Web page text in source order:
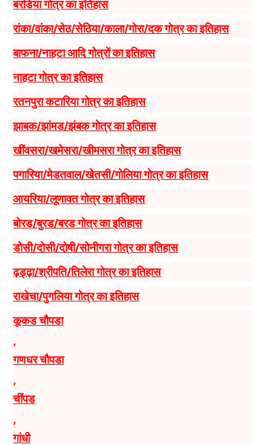
बरडिया गोत्र का इतिहास
रांका/वांका/सेठ/सेठिया/काला/गोरा/दक गोत्र का इतिहास
बाफना/नाहटा आदि गोत्रों का इतिहास
नाहटा गोत्र का इतिहास
रतनपुरा कटारिया गोत्र का इतिहास
झाबक/झांमड/झंबक गोत्र का इतिहास
खींवसरा/खमेसरा/खीमसरा गोत्र का इतिहास
पगारिया/मेडतवाल/खेतसी/गोलिया गोत्र का इतिहास
आयरिया/लूणावत गोत्र का इतिहास
बोरड/बुरड/बरड गोत्र का इतिहास
डोसी/दोसी/दोषी/सोनीगरा गोत्र का इतिहास
ढ़ड्ढ़ा/श्रीपति/तिलेरा गोत्र का इतिहास
राखेचा/पुगलिया गोत्र का इतिहास
कूकड चौपडा
,
गणधर चौपडा
,
चींपड
,
गांधी